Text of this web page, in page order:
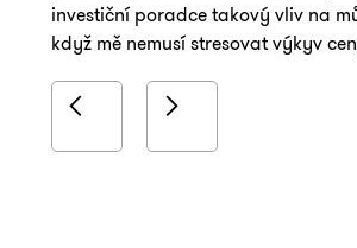
investiční poradce takový vliv na
když mě nemusí stresovat výkyv